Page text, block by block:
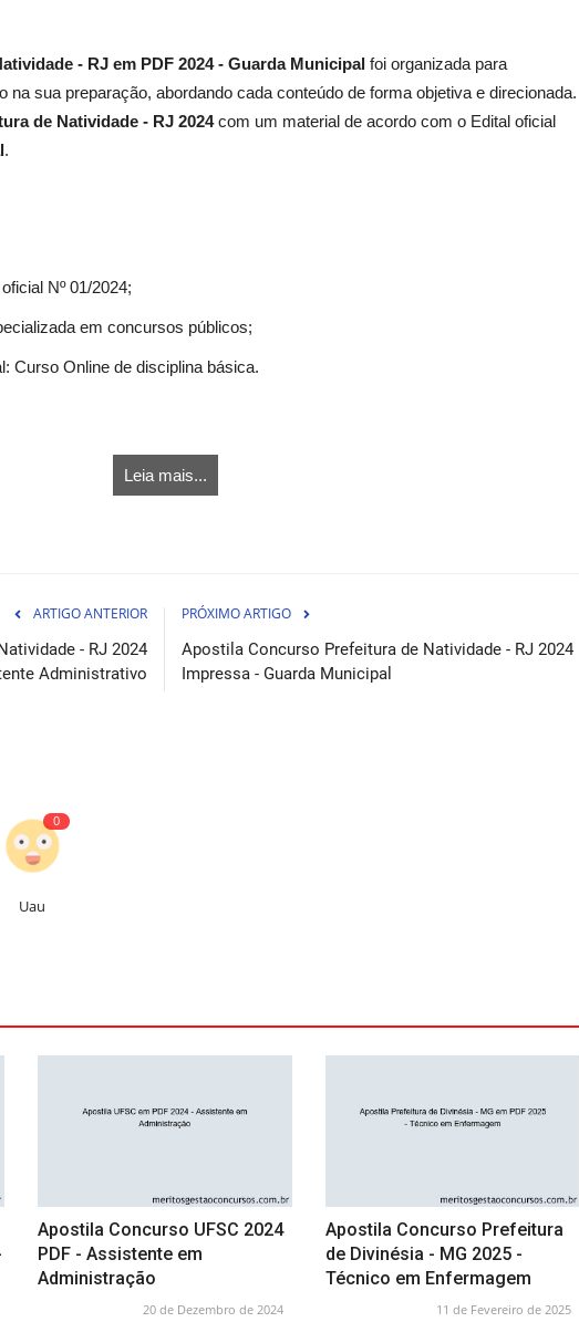
- RJ em PDF 2024 - Guarda Municipal foi organizada para
na sua preparação, abordando cada conteúdo de forma objetiva e direcionada.
de Natividade - RJ 2024com um material de acordo com o Edital oficial
.
Nº 01/2024;
em concursos públicos;
Curso Online de disciplina básica.
Leia mais...
ARTIGO ANTERIOR
- RJ 2024
Administrativo
PRÓXIMO ARTIGO
Apostila Concurso Prefeitura de Natividade - RJ 2024
Impressa - Guarda Municipal
0
Uau
Apostila Concurso UFSC 2024
PDF - Assistente em
Administração
20 de Dezembro de 2024
Apostila Concurso Prefeitura
de Divinésia - MG 2025 -
Técnico em Enfermagem
11 de Fevereiro de 2025
Prefeitura de
Apostila Concurso Prefeitura de